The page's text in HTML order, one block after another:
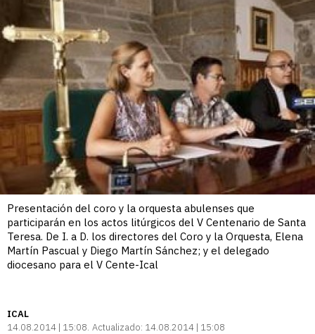
Presentación del coro y la orquesta abulenses que
participarán en los actos litúrgicos del V Centenario de Santa
Teresa. De I. a D. los directores del Coro y la Orquesta, Elena
Martín Pascual y Diego Martín Sánchez; y el delegado
diocesano para el V Cente-Ical
ICAL
14.08.2014 | 15:08 Actualizado: 14.08.2014 | 15:08